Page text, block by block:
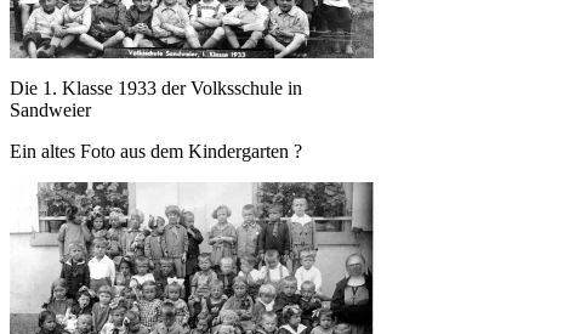
Die 1. Klasse 1933 der Volksschule in
Sandweier
Ein altes Foto aus dem Kindergarten ?